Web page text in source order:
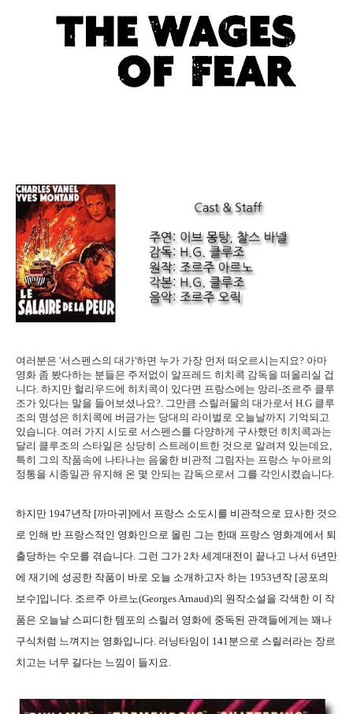
여러분은 '서스펜스의 대가'하면 누가 가장 먼저 떠오르시는지요? 아마
영화 좀 봤다하는 분들은 주저없이 알프레드 히치콕 감독을 떠올리실 겁
니다. 하지만 헐리우드에 히치콕이 있다면 프랑스에는 앙리-조르주 클루
조가 있다는 말을 들어보셨나요?. 그만큼 스릴러물의 대가로서 H.G 클루
조의 명성은 히치콕에 버금가는 당대의 라이벌로 오늘날까지 기억되고
있습니다. 여러 가지 시도로 서스펜스를 다양하게 구사했던 히치콕과는
달리 클루조의 스타일은 상당히 스트레이트한 것으로 알려져 있는데요,
특히 그의 작품속에 나타나는 음울한 비관적 그림자는 프랑스 누아르의
정통을 시종일관 유지해 온 몇 안되는 감독으로서 그를 각인시켰습니다.
하지만 1947년작 [까마귀]에서 프랑스 소도시를 비관적으로 묘사한 것으
로 인해 반 프랑스적인 영화인으로 몰린 그는 한때 프랑스 영화계에서 퇴
출당하는 수모를 겪습니다. 그런 그가 2차 세계대전이 끝나고 나서 6년만
에 재기에 성공한 작품이 바로 오늘 소개하고자 하는 1953년작 [공포의
보수]입니다. 조르주 아르노(Georges Arnaud)의 원작소설을 각색한 이 작
품은 오늘날 스피디한 템포의 스릴러 영화에 중독된 관객들에게는 꽤나
구식처럼 느껴지는 영화입니다. 러닝타임이 141분으로 스릴러라는 장르
치고는 너무 길다는 느낌이 들지요.